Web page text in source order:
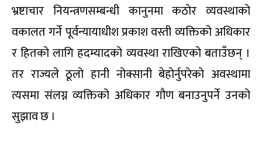
भ्रष्टाचार नियन्त्रणसम्बन्धी कानुनमा कठोर व्यवस्थाको
वकालत गर्ने पूर्वन्यायाधीश प्रकाश वस्ती व्यक्तिको अधिकार
र हितको लागि हदम्यादको व्यवस्था राखिएको बताउँछन् ।
तर राज्यले ठूलो हानी नोक्सानी बेहोर्नुपरेको अवस्थामा
त्यसमा संलग्न व्यक्तिको अधिकार गौण बनाउनुपर्ने उनको
सुझाव छ ।